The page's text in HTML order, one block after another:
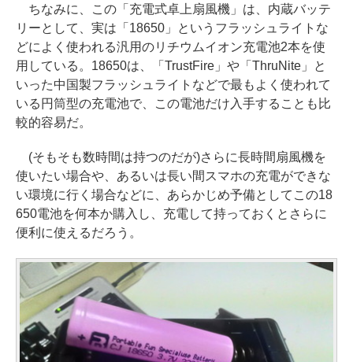
ちなみに、この「充電式卓上扇風機」は、内蔵バッテ
リーとして、実は「18650」というフラッシュライトな
どによく使われる汎用のリチウムイオン充電池2本を使
用している。18650は、「TrustFire」や「ThruNite」と
いった中国製フラッシュライトなどで最もよく使われて
いる円筒型の充電池で、この電池だけ入手することも比
較的容易だ。
(そもそも数時間は持つのだが)さらに長時間扇風機を
使いたい場合や、あるいは長い間スマホの充電ができな
い環境に行く場合などに、あらかじめ予備としてこの18
650電池を何本か購入し、充電して持っておくとさらに
便利に使えるだろう。